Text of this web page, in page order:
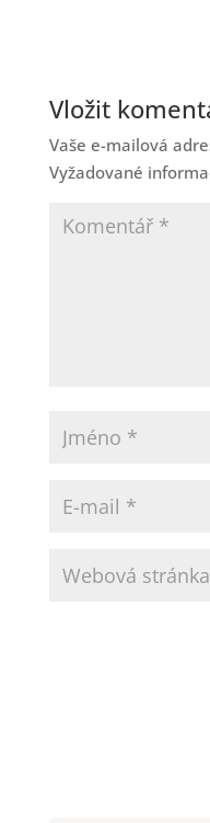
Vložit
Vaše e-mailová
Vyžadované